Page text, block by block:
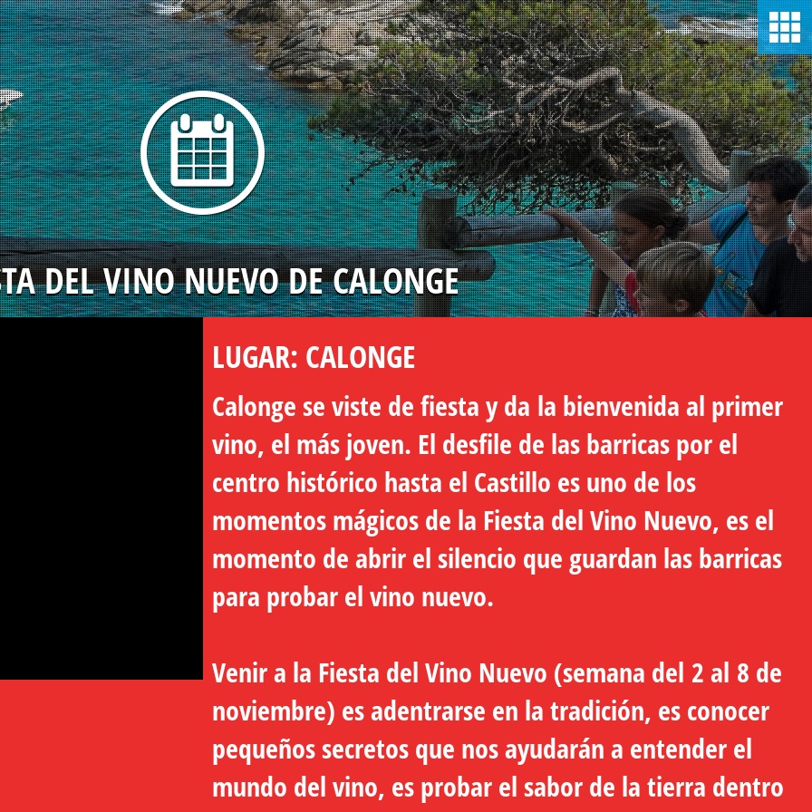
DEL VINO NUEVO DE CALONGE
LUGAR: CALONGE
Calonge se viste de fiesta y da la bienvenida al primer
vino, el más joven. El desfile de las barricas por el
centro histórico hasta el Castillo es uno de los
momentos mágicos de la Fiesta del Vino Nuevo, es el
momento de abrir el silencio que guardan las barricas
para probar el vino nuevo.
Venir a la Fiesta del Vino Nuevo (semana del 2 al 8 de
noviembre) es adentrarse en la tradición, es conocer
pequeños secretos que nos ayudarán a entender el
mundo del vino, es probar el sabor de la tierra dentro